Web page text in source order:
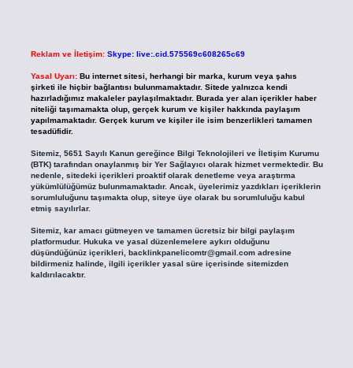
Reklam ve İletişim: Skype: live:.cid.575569c608265c69
Yasal Uyarı: Bu internet sitesi, herhangi bir marka, kurum veya şahıs
şirketi ile hiçbir bağlantısı bulunmamaktadır. Sitede yalnızca kendi
hazırladığımız makaleler paylaşılmaktadır. Burada yer alan içerikler haber
niteliği taşımamakta olup, gerçek kurum ve kişiler hakkında paylaşım
yapılmamaktadır. Gerçek kurum ve kişiler ile isim benzerlikleri tamamen
tesadüfidir.
Sitemiz, 5651 Sayılı Kanun gereğince Bilgi Teknolojileri ve İletişim Kurumu
(BTK) tarafından onaylanmış bir Yer Sağlayıcı olarak hizmet vermektedir. Bu
nedenle, sitedeki içerikleri proaktif olarak denetleme veya araştırma
yükümlülüğümüz bulunmamaktadır. Ancak, üyelerimiz yazdıkları içeriklerin
sorumluluğunu taşımakta olup, siteye üye olarak bu sorumluluğu kabul
etmiş sayılırlar.
Sitemiz, kar amacı gütmeyen ve tamamen ücretsiz bir bilgi paylaşım
platformudur. Hukuka ve yasal düzenlemelere aykırı olduğunu
düşündüğünüz içerikleri, backlinkpanelicomtr@gmail.comadresine
bildirmeniz halinde, ilgili içerikler yasal süre içerisinde sitemizden
kaldırılacaktır.